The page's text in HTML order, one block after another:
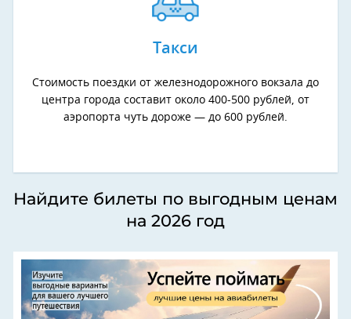
Такси
Стоимость поездки от железнодорожного вокзала до
центра города составит около 400-500 рублей, от
аэропорта чуть дороже — до 600 рублей.
Найдите билеты по выгодным ценам
на 2026 год